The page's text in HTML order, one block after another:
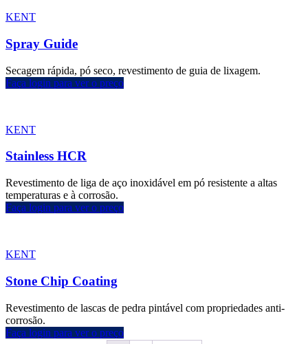
KENT
Spray Guide
Secagem rápida, pó seco, revestimento de guia de lixagem.
Faça login para ver o preço
KENT
Stainless HCR
Revestimento de liga de aço inoxidável em pó resistente a altas
temperaturas e à corrosão.
Faça login para ver o preço
KENT
Stone Chip Coating
Revestimento de lascas de pedra pintável com propriedades anti-
corrosão.
Faça login para ver o preço